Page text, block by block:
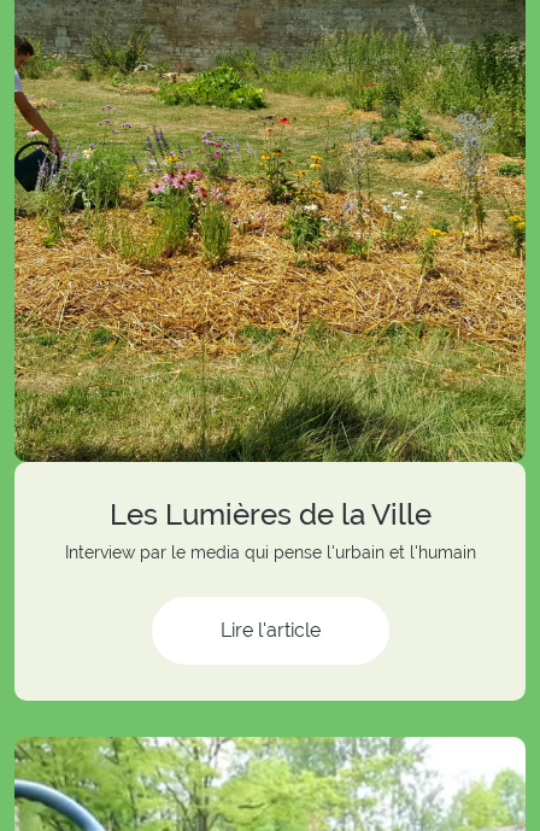
Les Lumières de la Ville
Interview par le media qui pense l'urbain et l'humain
Lire l'article